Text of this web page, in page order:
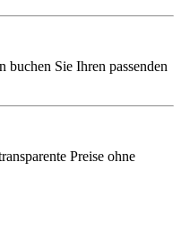
Sie Ihren passenden
Preise ohne